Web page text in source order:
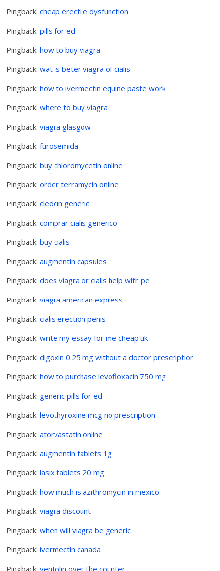
Pingback:cheap erectile dysfunction
Pingback:pills for ed
Pingback:how to buy viagra
Pingback:wat is beter viagra of cialis
Pingback:how to ivermectin equine paste work
Pingback:where to buy viagra
Pingback:viagra glasgow
Pingback:furosemida
Pingback:buy chloromycetin online
Pingback:order terramycin online
Pingback:cleocin generic
Pingback:comprar cialis generico
Pingback:buy cialis
Pingback:augmentin capsules
Pingback:does viagra or cialis help with pe
Pingback:viagra american express
Pingback:cialis erection penis
Pingback:write my essay for me cheap uk
Pingback:digoxin 0.25 mg without a doctor prescription
Pingback:how to purchase levofloxacin 750 mg
Pingback: generic pills for ed
Pingback:levothyroxine mcg no prescription
Pingback:atorvastatin online
Pingback:augmentin tablets 1g
Pingback:lasix tablets 20 mg
Pingback:how much is azithromycin in mexico
Pingback:viagra discount
Pingback:when will viagra be generic
Pingback:ivermectin canada
Pingback:ventolin over the counter